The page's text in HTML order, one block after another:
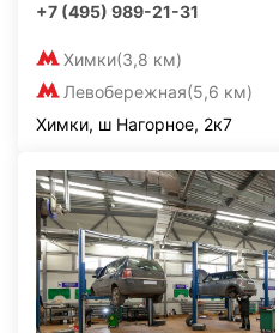
+7 (495) 989-21-31
Химки(3,8 км)
Левобережная(5,6 км)
Химки, ш Нагорное, 2к7